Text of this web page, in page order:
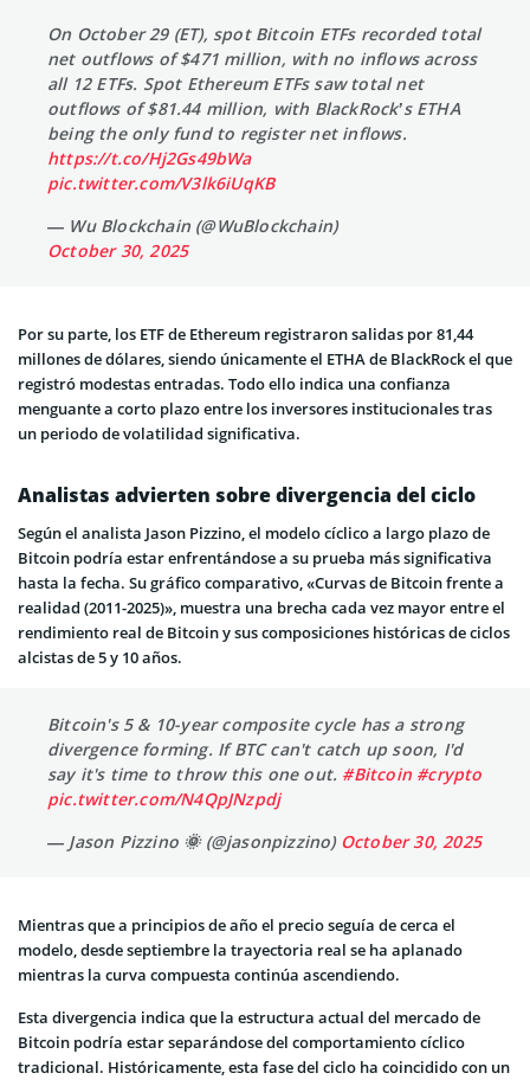
On October 29 (ET), spot Bitcoin ETFs recorded total
net outflows of $471 million, with no inflows across
all 12 ETFs. Spot Ethereum ETFs saw total net
outflows of $81.44 million, with BlackRock’s ETHA
being the only fund to register net inflows.
https://t.co/Hj2Gs49bWa
pic.twitter.com/V3lk6iUqKB
— Wu Blockchain (@WuBlockchain)
October 30, 2025
Por su parte, los ETF de Ethereum registraron salidas por 81,44
millones de dólares, siendo únicamente el ETHA de BlackRock el que
registró modestas entradas. Todo ello indica una confianza
menguante a corto plazo entre los inversores institucionales tras
un periodo de volatilidad significativa.
Analistas advierten sobre divergencia del ciclo
Según el analista Jason Pizzino, el modelo cíclico a largo plazo de
Bitcoin podría estar enfrentándose a su prueba más significativa
hasta la fecha. Su gráfico comparativo, «Curvas de Bitcoin frente a
realidad (2011-2025)», muestra una brecha cada vez mayor entre el
rendimiento real de Bitcoin y sus composiciones históricas de ciclos
alcistas de 5 y 10 años.
Bitcoin's 5 & 10-year composite cycle has a strong
divergence forming. If BTC can't catch up soon, I'd
say it's time to throw this one out. #Bitcoin #crypto
pic.twitter.com/N4QpJNzpdj
— Jason Pizzino 🌞 (@jasonpizzino) October 30, 2025
Mientras que a principios de año el precio seguía de cerca el
modelo, desde septiembre la trayectoria real se ha aplanado
mientras la curva compuesta continúa ascendiendo.
Esta divergencia indica que la estructura actual del mercado de
Bitcoin podría estar separándose del comportamiento cíclico
tradicional. Históricamente, esta fase del ciclo ha coincidido con un